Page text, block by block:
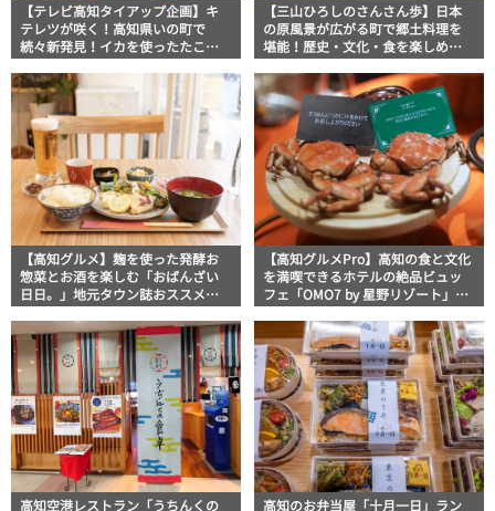
【テレビ高知タイアップ企画】キ
テレツが咲く！高知県いの町で
続々新発見！イカを使ったたこ焼
芸店まで盛りだくさん！
【三山ひろしのさんさん歩】日本
の原風景が広がる町で郷土料理を
堪能！歴史・文化・食を楽しめる
【高知グルメ】麹を使った発酵お
惣菜とお酒を楽しむ「おばんざい
日日。」地元タウン誌おススメ情
【高知グルメPro】高知の食と文化
を満喫できるホテルの絶品ビュッ
フェ「OMO7 by 星野リゾート」フ
元の高知満腹日記
高知空港レストラン「うちんくの
高知のお弁当屋「十月一日」ラン